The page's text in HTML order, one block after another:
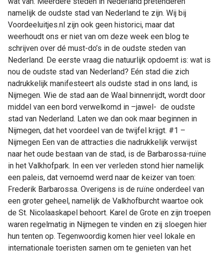
namelijk de oudste stad van Nederland te zijn. Wij bij
Voordeeluitjes.nl zijn ook geen historici, maar dat
weerhoudt ons er niet van om deze week een blog te
schrijven over dé must-do’s in de oudste steden van
Nederland. De eerste vraag die natuurlijk opdoemt is: wat is
nou de oudste stad van Nederland? Eén stad die zich
nadrukkelijk manifesteert als oudste stad in ons land, is
Nijmegen. Wie de stad aan de Waal binnenrijdt, wordt door
middel van een bord verwelkomd in –jawel- de oudste
stad van Nederland. Laten we dan ook maar beginnen in
Nijmegen, dat het voordeel van de twijfel krijgt. #1 –
Nijmegen Een van de attracties die nadrukkelijk verwijst
naar het oude bestaan van de stad, is de Barbarossa-ruïne
in het Valkhofpark. In een ver verleden stond hier namelijk
een paleis, dat vernoemd werd naar de keizer van toen:
Frederik Barbarossa. Overigens is de ruïne onderdeel van
een groter geheel, namelijk de Valkhofburcht waartoe ook
de St. Nicolaaskapel behoort. Karel de Grote en zijn troepen
waren regelmatig in Nijmegen te vinden en zij sloegen hier
hun tenten op. Tegenwoordig komen hier veel lokale en
internationale toeristen samen om te genieten van het